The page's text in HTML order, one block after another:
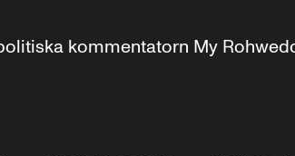
kommentatorn My